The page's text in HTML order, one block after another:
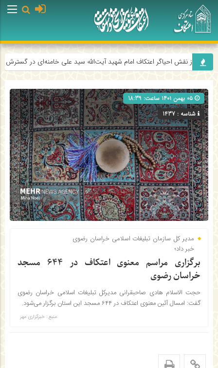
امام رضا
اراکی از نقش احیاگر اعتکاف امام شهید آیت‌الله سید علی خامنه‌ای در گسترش
شناسه : 1437
مدیر کل سازمان تبلیغات اسلامی خراسان رضوی
خبر داد؛
برگزاری مراسم معنوی اعتکاف در ۶۴۴ مسجد
خراسان رضوی
حجت الاسلام هادی صاحبقرانی مدیرکل تبلیغات اسلامی خراسان رضوی
گفت: امسال آئین معنوی اعتکاف در ۶۴۴ مسجد این استان برگزار می‌شود.
منبع : خبرگزاری مهر